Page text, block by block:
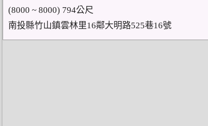
(8000 ~ 8000) 794公尺
南投縣竹山鎮雲林里16鄰大明路525巷16號